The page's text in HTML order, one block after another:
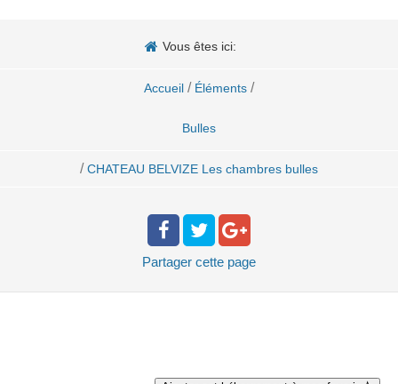
Vous êtes ici:
Accueil / Éléments /
Bulles
/ CHATEAU BELVIZE Les chambres bulles
Partager cette page